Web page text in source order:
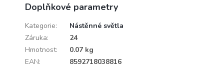
Doplňkové parametry
Kategorie:
Nástěnné světla
Záruka:
24
Hmotnost:
0.07 kg
EAN:
8592718038816